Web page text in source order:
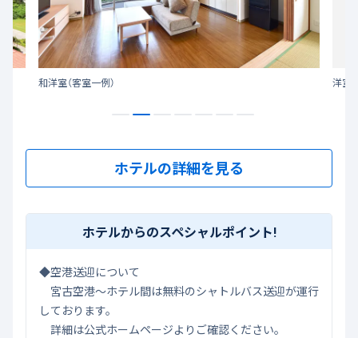
和洋室（客室一例） 洋室
ホテルの詳細を見る
ホテルからのスペシャルポイント!
◆空港送迎について
宮古空港～ホテル間は無料のシャトルバス送迎が運行
しております。
詳細は公式ホームページよりご確認ください。